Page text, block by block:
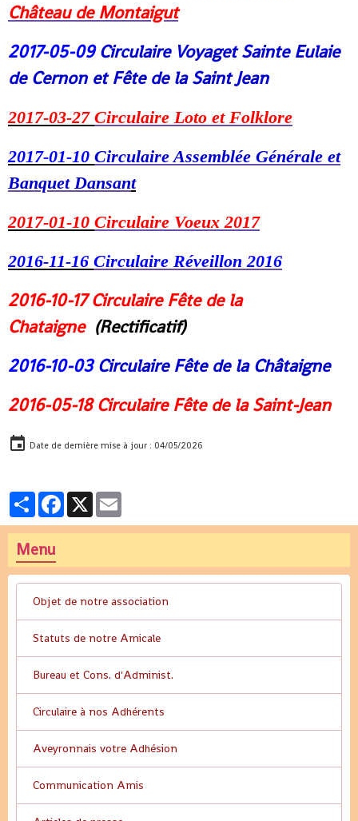
Château de Montaigut
2017-05-09Circulaire Voyaget Sainte Eulaie
de Cernon et Fête de la Saint Jean
2017-03-27 Circulaire Loto et Folklore
2017-01-10 Circulaire Assemblée Générale et
Banquet Dansant
2017-01-10 Circulaire Voeux 2017
2016-11-16 Circulaire Réveillon 2016
2016-10-17Circulaire Fête de la
Chataigne (Rectificatif)
2016-10-03Circulaire Fête de la Châtaigne
2016-05-18Circulaire Fête de la Saint-Jean
Date de dernière mise à jour : 04/05/2026
PartagerFacebook
X
Menu
Objet de notre association
Statuts de notre Amicale
Bureau et Cons. d'Administ.
Circulaire à nos Adhérents
Aveyronnais votre Adhésion
Communication Amis